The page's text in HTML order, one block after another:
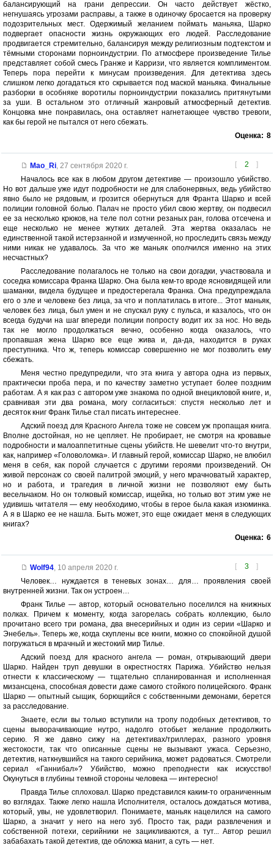
балансирующий на грани депрессии. Он часто действует жёстко,
негнушаясь угрозами расправы, а также в одиночку бросается на проверку
подозрительных мест. Одержимый желанием поймать маньяка, Шарко
подвергает опасности жизнь окружающих его людей. Расследование
продвигается стремительно, балансируя между религиозным подтекстом и
тёмными сторонами порноиндустрии. По атмосфере произведение Тилье
представляет собой смесь Гранже и Карризи, что является комплиментом.
Теперь пора перейти к минусам произведения. Для детектива здесь
слишком легко догадаться кто скрывается под маской маньяка. Финальные
разборки в особняке воротилы порноиндустрии показались притянутыми
за уши. В остальном это отличный жанровый атмосферный детектив.
Концовка мне понравилась, она оставляет нагнетающее чувство тревоги,
как бы герой не пытался от него сбежать.
Оценка: 8
[ 2 ]
Mao_Ri, 27 сентября 2020 г.
Началось все как в любом другом детективе — произошло убийство.
Но вот дальше уже идут подробности не для слабонервных, ведь убийство
явно было не рядовым, и грозится обернуться для Франта Шарко и всей
полиции головной болью. Палач не просто убил свою жертву, он подвесил
ее за несколько крюков, на теле пол сотни резаных ран, голова отсечена и
еще несколько не менее жутких деталей. Эта жертва оказалась не
единственной такой истерзанной и измученной, но проследить связь между
ними никак не удавалось. За что же маньяк ополчился именно на этих
несчастных?
Расследование полагалось не только на свои догадки, участвовала и
соседка комиссара Франка Шарко. Она была кем-то вроде ясновидящей или
шаманки, видела будущее и предостерегала Франка. Она предупреждала
его о зле и человеке без лица, за что и поплатилась в итоге... Этот маньяк,
человек без лица, был умен и не спускал руку с пульса, и казалось, что он
всегда будучи на шаг впереди полиции попросту водит их за нос. Но ведь
так не могло продолжаться вечно, особенно когда оказалось, что
пропавшая жена Шарко все еще жива и, да-да, находится в руках
преступника. Что ж, теперь комиссар совершенно не мог позволить ему
сбежать.
Меня честно предупредили, что эта книга у автора одна из первых,
практически проба пера, и по качеству заметно уступает более поздним
работам. А я как раз с автором уже знакома по одной внецикловой книге, и,
сравнивая эти два романа, могу согласиться: спустя несколько лет и
десяток книг Франк Тилье стал писать интереснее.
Адский поезд для Красного Ангела тоже не совсем уж пропащая книга.
Вполне достойная, но не цепляет. Не пробирает, не смотря на кровавые
подробности и малоаппетитные сцены убийств. Не шевелит что-то внутри,
как, например «Головоломка». И главный герой, комиссар Шарко, не влюбил
меня в себя, как порой случается с другими героями произведений. Он
живой персонаж со своей палитрой эмоций, у него мрачноватый характер,
но и работа, и трагедия в личной жизни не позволяют ему быть
весельчаком. Но он толковый комиссар, ищейка, но только вот этим уже не
удивишь читателя — ему необходимо, чтобы в герое была какая изюминка.
А я в Шарко ее не нашла. Быть может, это еще ожидает меня в следующих
книгах?
Оценка: 6
[ 3 ]
Wolf94, 10 апреля 2020 г.
Человек… нуждается в теневых зонах… для… проявления своей
внутренней жизни. Так он устроен…
Франк Тилье — автор, который основательно поселился на книжных
полках. Причем к моменту, когда загорелась собрать коллекцию, было
прочитано всего три романа, два внесерийных и один из серии «Шарко и
Энебель». Теперь же, когда скуплены все книги, можно со спокойной душой
погружаться в мрачный и жестокий мир Тилье.
Адский поезд для красного ангела — роман, открывающий двери
Шарко. Найден труп девушки в окрестностях Парижа. Убийство нельзя
отнести к классическому — тщательно спланированная и исполненная
мизансцена, способная довести даже самого стойкого полицейского. Франк
Шарко — опытный сыщик, борющийся с собственными демонами, берется
за расследование.
Знаете, если вы только вступили на тропу подобных детективов, то
сцены выворачивающие нутро, надолго отобьет желание продолжить
серию. Я же давно сижу на детективах/триллерах, разного уровня
жестокости, так что описанные сцены не вызывают ужаса. Серьезно,
детектив, наткнувшийся на такого серийника, может радоваться. Смотрели
сериал «Ганнибал»? Убийство, можно преподнести как искусство!
Окунуться в глубины темной стороны человека — интересно!
Правда Тилье сплоховал. Шарко представился каким-то ограниченным
во взглядах. Также легко нашла Исполнителя, осталось дождаться мотива,
который, увы, не удовлетворил. Понимаете, маньяк нацелился на самого
Шарко, а значит у него на него зуб. Просто так, ради развлечения и
собственной потехи, серийники не зацикливаются, а тут... Автор решил
забабахать такой детектив, где обложка манит, а суть — нет.